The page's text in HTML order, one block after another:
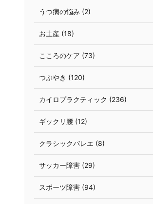
うつ病の悩み (2)
お土産 (18)
こころのケア (73)
つぶやき (120)
カイロプラクティック (236)
ギックリ腰 (12)
クラシックバレエ (8)
サッカー障害 (29)
スポーツ障害 (94)